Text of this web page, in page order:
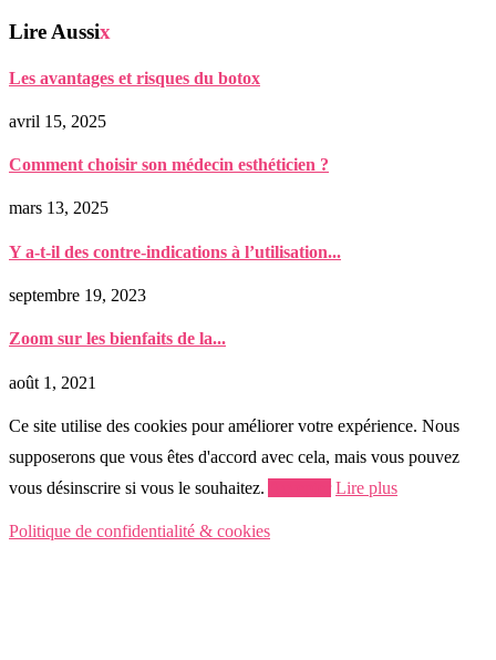
Lire Aussix
Les avantages et risques du botox
avril 15, 2025
Comment choisir son médecin esthéticien ?
mars 13, 2025
Y a-t-il des contre-indications à l’utilisation...
septembre 19, 2023
Zoom sur les bienfaits de la...
août 1, 2021
Ce site utilise des cookies pour améliorer votre expérience. Nous
supposerons que vous êtes d'accord avec cela, mais vous pouvez
vous désinscrire si vous le souhaitez.
Lire plus
Politique de confidentialité & cookies